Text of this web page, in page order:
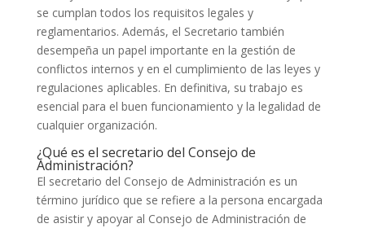
se cumplan todos los requisitos legales y
reglamentarios. Además, el Secretario también
desempeña un papel importante en la gestión de
conflictos internos y en el cumplimiento de las leyes y
regulaciones aplicables. En definitiva, su trabajo es
esencial para el buen funcionamiento y la legalidad de
cualquier organización.
¿Qué es el secretario del Consejo de
Administración?
El secretario del Consejo de Administración es un
término jurídico que se refiere a la persona encargada
de asistir y apoyar al Consejo de Administración de